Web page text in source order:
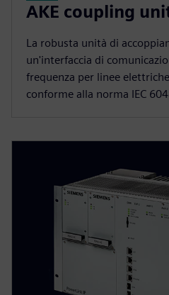
AKE coupling
La robusta unità di
un'interfaccia di
frequenza per linee
conforme alla norma IEC